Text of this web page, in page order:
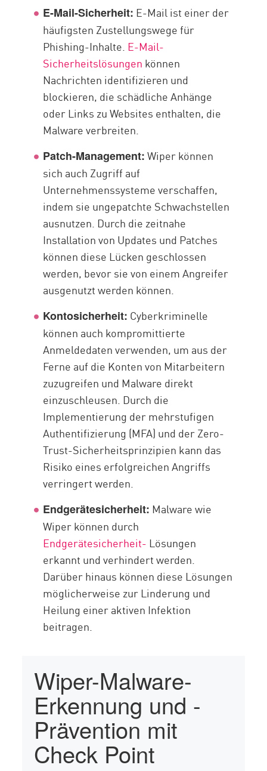
E-Mail-Sicherheit: E-Mail ist einer der
häufigsten Zustellungswege für
Phishing-Inhalte. E-Mail-
Sicherheitslösungen können
Nachrichten identifizieren und
blockieren, die schädliche Anhänge
oder Links zu Websites enthalten, die
Malware verbreiten.
Patch-Management:Wiper können
sich auch Zugriff auf
Unternehmenssysteme verschaffen,
indem sie ungepatchte Schwachstellen
ausnutzen. Durch die zeitnahe
Installation von Updates und Patches
können diese Lücken geschlossen
werden, bevor sie von einem Angreifer
ausgenutzt werden können.
Kontosicherheit: Cyberkriminelle
können auch kompromittierte
Anmeldedaten verwenden, um aus der
Ferne auf die Konten von Mitarbeitern
zuzugreifen und Malware direkt
einzuschleusen. Durch die
Implementierung der mehrstufigen
Authentifizierung (MFA) und der Zero-
Trust-Sicherheitsprinzipien kann das
Risiko eines erfolgreichen Angriffs
verringert werden.
Endgerätesicherheit: Malware wie
Wiper können durch
Endgerätesicherheit- Lösungen
erkannt und verhindert werden.
Darüber hinaus können diese Lösungen
möglicherweise zur Linderung und
Heilung einer aktiven Infektion
beitragen.
Wiper-Malware-
Erkennung und -
Prävention mit
Check Point